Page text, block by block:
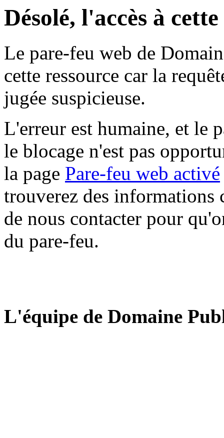
Désolé, l'accès à
Le pare-feu web de
cette ressource car la
jugée suspicieuse.
L'erreur est humaine, et le
le blocage n'est pas
la page Pare-feu web activé
trouverez des informations
de nous contacter pour
du pare-feu.
L'équipe de Domaine